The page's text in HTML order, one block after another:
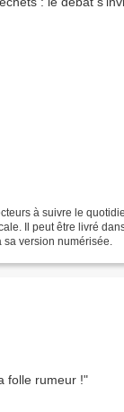
à suivre le
Il peut être livré
version numérisée.